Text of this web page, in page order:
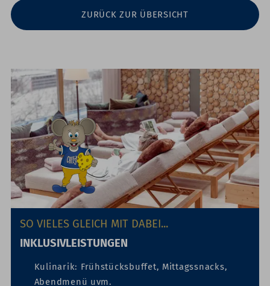
ZURÜCK ZUR ÜBERSICHT
SO VIELES GLEICH MIT DABEI...
INKLUSIVLEISTUNGEN
Kulinarik: Frühstücksbuffet, Mittagssnacks,
Abendmenü uvm.